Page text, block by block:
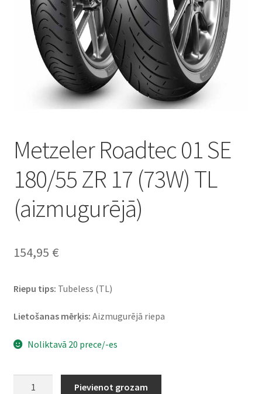
Metzeler Roadtec 01 SE
180/55 ZR 17 (73W) TL
(aizmugurējā)
154,95 €
Riepu tips: Tubeless (TL)
Lietošanas mērķis: Aizmugurējā riepa
Noliktavā 20 prece/-es
Pievienot grozam